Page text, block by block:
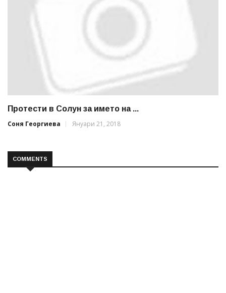
Протести в Солун за името на ...
Соня Георгиева
Януари 21, 2018
COMMENTS